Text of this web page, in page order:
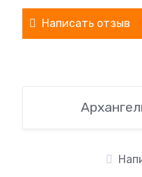
Написать отзыв